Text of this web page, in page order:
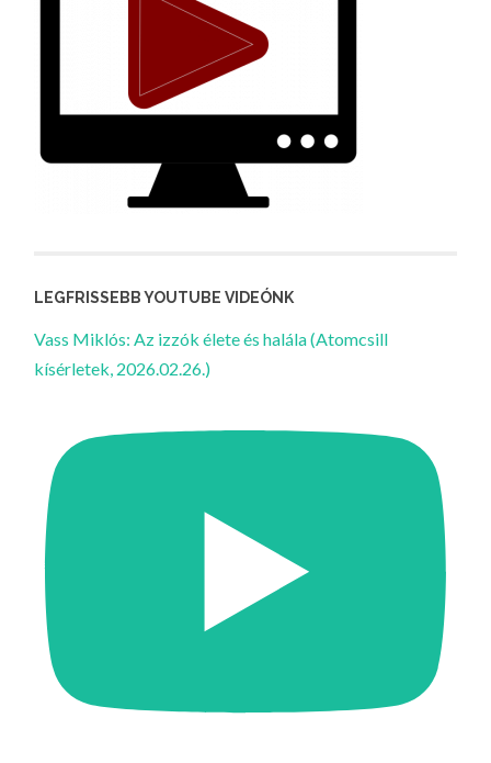
LEGFRISSEBB YOUTUBE VIDEÓNK
Vass Miklós: Az izzók élete és halála (Atomcsill
kísérletek, 2026.02.26.)